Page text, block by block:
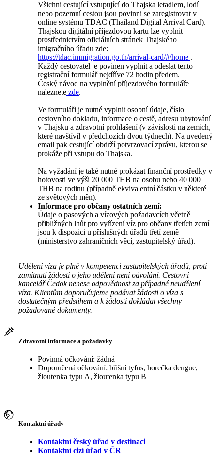
Všichni cestující vstupující do Thajska letadlem, lodí
nebo pozemní cestou jsou povinni se zaregistrovat v
online systému TDAC (Thailand Digital Arrival Card).
Thajskou digitální příjezdovou kartu lze vyplnit
prostřednictvím oficiálních stránek Thajského
imigračního úřadu zde:
https://tdac.immigration.go.th/arrival-card/#/home .
Každý cestovatel je povinen vyplnit a odeslat tento
registrační formulář nejdříve 72 hodin předem.
Český návod na vyplnění příjezdového formuláře
naleznete zde.
Ve formuláři je nutné vyplnit osobní údaje, číslo
cestovního dokladu, informace o cestě, adresu ubytování
v Thajsku a zdravotní prohlášení (v závislosti na zemích,
které navštívil v předchozích dvou týdnech). Na uvedený
email pak cestující obdrží potvrzovací zprávu, kterou se
prokáže při vstupu do Thajska.
Na vyžádání je také nutné prokázat finanční prostředky v
hotovosti ve výši 20 000 THB na osobu nebo 40 000
THB na rodinu (případně ekvivalentní částku v některé
ze světových měn).
Informace pro občany ostatních zemí:
Údaje o pasových a vízových požadavcích včetně
přibližných lhůt pro vyřízení víz pro občany třetích zemí
jsou k dispozici u příslušných úřadů třetí země
(ministerstvo zahraničních věcí, zastupitelský úřad).
Udělení víza je plně v kompetenci zastupitelských úřadů, proti
zamítnutí žádosti o jeho udělení není odvolání. Cestovní
kancelář Čedok nenese odpovědnost za případné neudělení
víza. Klientům doporučujeme podávat žádosti o víza s
dostatečným předstihem a k žádosti dokládat všechny
požadované dokumenty.
Zdravotní informace a požadavky
Povinná očkování: žádná
Doporučená očkování: břišní tyfus, horečka dengue,
žloutenka typu A, žloutenka typu B
Kontaktní úřady
Kontaktní český úřad v destinaci
Kontaktní cizí úřad v ČR